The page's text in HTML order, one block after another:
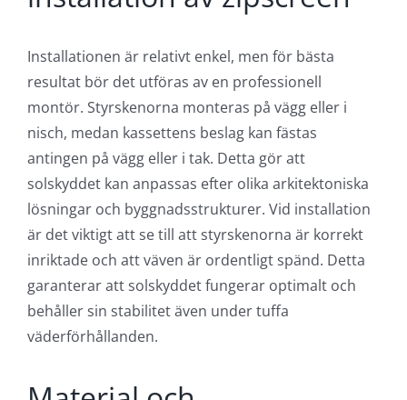
miljö utan att man känner sig instängd.
robusta konstruktionen säkerställer lång
livslängd och minimalt underhåll.
Flexibla monteringsmöjligheter: Den kan
monteras både på vägg och i tak, vilket gör
den anpassningsbar till olika byggnader och
behov.
Montering och
installation av zipscreen
Installationen är relativt enkel, men för bästa